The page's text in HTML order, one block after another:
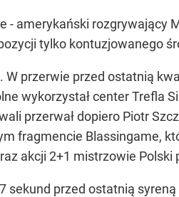
amerykański rozgrywający
tylko kontuzjowanego
przerwie przed ostatnią
wykorzystał center Trefla
przerwał dopiero Piotr
fragmencie Blassingame,
akcji 2+1 mistrzowie
przed ostatnią